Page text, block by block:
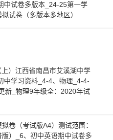
中试卷多版本_24-25第一学
试卷（多版本多地区）
）江西省南昌市艾溪湖中学
中学习资料_4-4、物理_4-4-
新_物理9年级全：2020年试
卷（考试版A4）测试范围：
）_6、初中英语期中试卷多